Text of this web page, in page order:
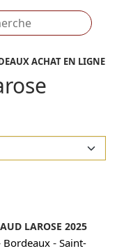
ACHAT EN LIGNE
LAROSE 2025
Bordeaux - Saint-